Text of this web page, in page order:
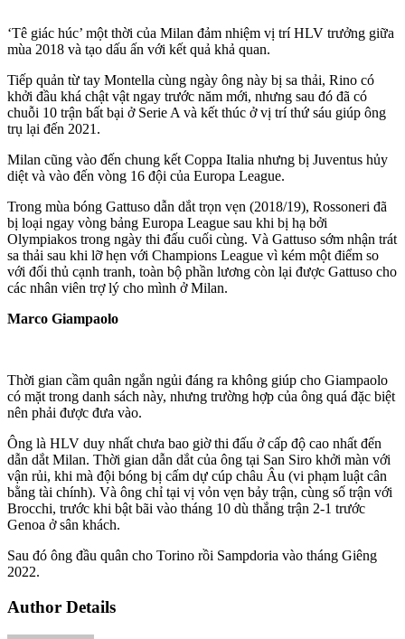
‘Tê giác húc’ một thời của Milan đảm nhiệm vị trí HLV trưởng giữa
mùa 2018 và tạo dấu ấn với kết quả khả quan.
Tiếp quản từ tay Montella cùng ngày ông này bị sa thải, Rino có
khởi đầu khá chật vật ngay trước năm mới, nhưng sau đó đã có
chuỗi 10 trận bất bại ở Serie A và kết thúc ở vị trí thứ sáu giúp ông
trụ lại đến 2021.
Milan cũng vào đến chung kết Coppa Italia nhưng bị Juventus hủy
diệt và vào đến vòng 16 đội của Europa League.
Trong mùa bóng Gattuso dẫn dắt trọn vẹn (2018/19), Rossoneri đã
bị loại ngay vòng bảng Europa League sau khi bị hạ bởi
Olympiakos trong ngày thi đấu cuối cùng. Và Gattuso sớm nhận trát
sa thải sau khi lỡ hẹn với Champions League vì kém một điểm so
với đối thủ cạnh tranh, toàn bộ phần lương còn lại được Gattuso cho
các nhân viên trợ lý cho mình ở Milan.
Marco Giampaolo
Thời gian cầm quân ngắn ngủi đáng ra không giúp cho Giampaolo
có mặt trong danh sách này, nhưng trường hợp của ông quá đặc biệt
nên phải được đưa vào.
Ông là HLV duy nhất chưa bao giờ thi đấu ở cấp độ cao nhất đến
dẫn dắt Milan. Thời gian dẫn dắt của ông tại San Siro khởi màn với
vận rủi, khi mà đội bóng bị cấm dự cúp châu Âu (vi phạm luật cân
bằng tài chính). Và ông chỉ tại vị vỏn vẹn bảy trận, cùng số trận với
Brocchi, trước khi bật bãi vào tháng 10 dù thắng trận 2-1 trước
Genoa ở sân khách.
Sau đó ông đầu quân cho Torino rồi Sampdoria vào tháng Giêng
2022.
Author Details